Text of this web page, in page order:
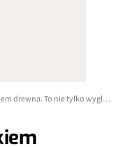
Chłodzenia z dodatkiem drewna. To nie tylko wygląda, ale i działa